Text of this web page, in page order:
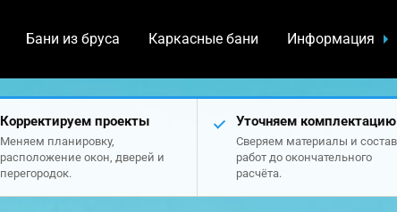
Бани из бруса Каркасные бани Информация
Корректируем проекты
Меняем планировку,
расположение окон, дверей и
перегородок.
Уточняем комплектацию
Сверяем материалы и состав
работ до окончательного
расчёта.